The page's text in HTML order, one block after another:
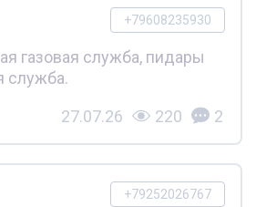
+79608235930
газовая служба, пидары
служба.
27.07.26 220 2
+79252026767